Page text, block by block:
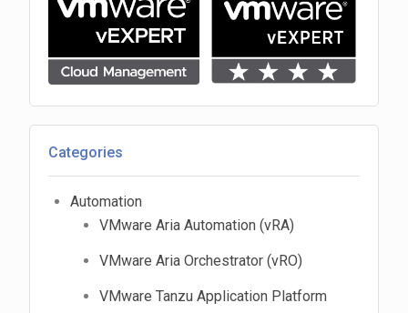
Categories
Automation
VMware Aria Automation (vRA)
VMware Aria Orchestrator (vRO)
VMware Tanzu Application Platform